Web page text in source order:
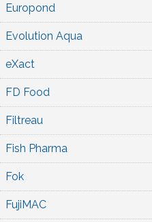
Europond
Evolution Aqua
eXact
FD Food
Filtreau
Fish Pharma
Fok
FujiMAC